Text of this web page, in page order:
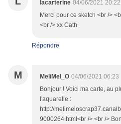
lacarterine 04/06/2021 20:22
Merci pour ce sketch <br />
<br /> xx Cath
Répondre
M MeliMel_O 04/06/2021 06:23
Bonjour ! Voici ma carte, au
l'aquarelle :
http://
9000264.html<br /> <br />